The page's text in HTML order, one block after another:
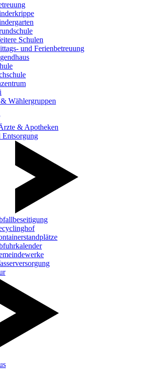
Schulen
und Ferienbetreuung
Wählergruppen
& Apotheken
Entsorgung